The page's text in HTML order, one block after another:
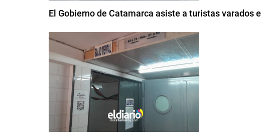
El Gobierno de Catamarca asiste a turistas varados